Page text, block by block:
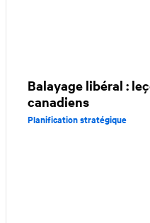
Balayage libéral :
canadiens
Planification stratégique